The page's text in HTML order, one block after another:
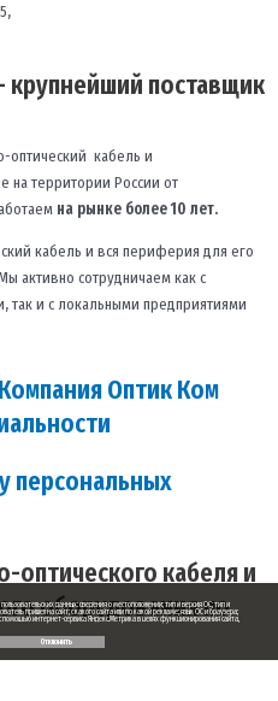
поставщик
оптический кабель и
на территории России от
на рынке более 10 лет.
кабель и вся периферия для его
активно сотрудничаем как с
и с локальными предприятиями
Оптик Ком
персональных
оптического кабеля и
оборудования по
данных: сведения о местоположении; тип и версия ОС; тип и
пришел на сайт; с какого сайта или по какой рекламе; язык ОС и браузера;
помощью интернет-сервиса Яндекс.Метрика в целях функционирования сайта,
Отклонить